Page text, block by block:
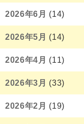
2026年6月 (14)
2026年5月 (14)
2026年4月 (11)
2026年3月 (33)
2026年2月 (19)